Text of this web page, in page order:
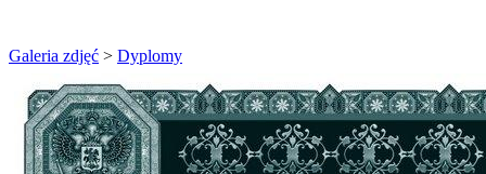
Galeria zdjęć > Dyplomy